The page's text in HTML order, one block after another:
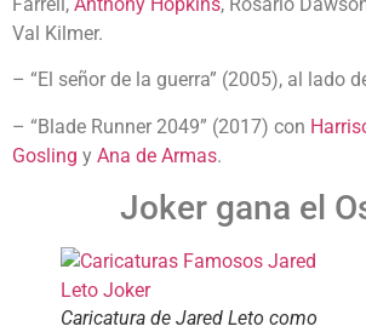
Val Kilmer.
– “El señor de la guerra” (2005), al lado
– “Blade Runner 2049” (2017) con
Gosling y Ana de Armas.
Joker gana el
Caricatura de Jared Leto como